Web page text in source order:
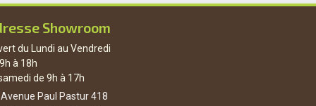
Showroom
du Lundi au Vendredi
à 18h
de 9h à 17h
Avenue Paul Pastur 418